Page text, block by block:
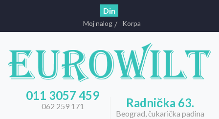
Din
Moj nalog Korpa
011 3057 459
062 259 171 Radnička 63.
Beograd, čukarička padina